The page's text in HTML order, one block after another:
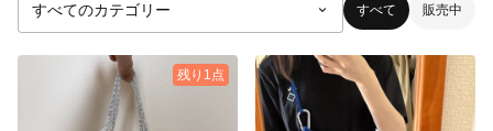
すべて 販売中
残り1点